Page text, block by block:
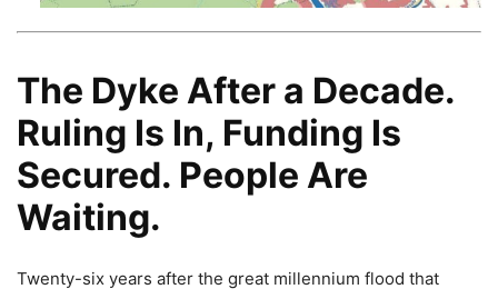
The Dyke After a Decade.
Ruling Is In, Funding Is
Secured. People Are
Waiting.
Twenty-six years after the great millennium flood that